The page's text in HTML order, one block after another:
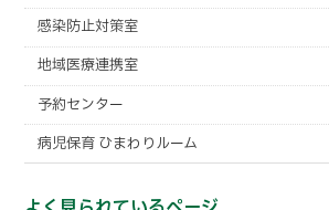
感染防止対策室
地域医療連携室
予約センター
病児保育 ひまわりルーム